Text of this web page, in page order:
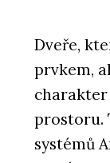
Dveře,
prvkem,
prostoru.
systémů